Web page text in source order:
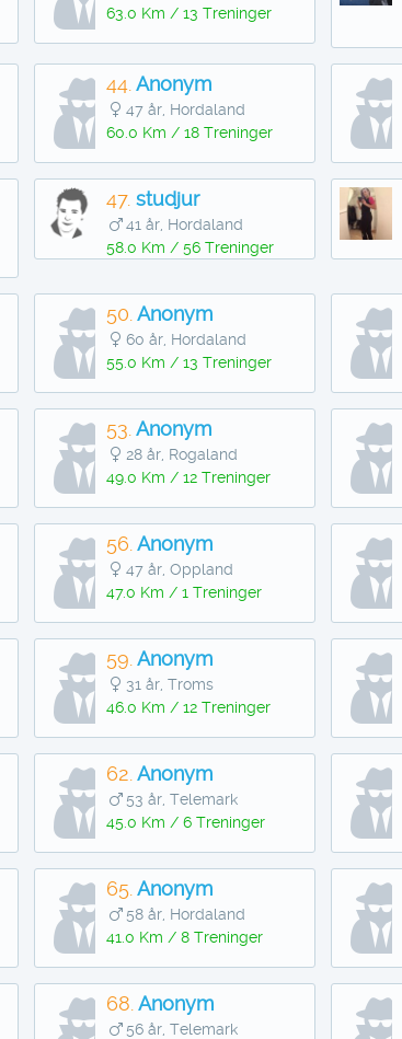
63.0 Km / 13 Treninger
44. Anonym
47 år, Hordaland
60.0 Km / 18 Treninger
47. studjur
41 år, Hordaland
58.0 Km / 56 Treninger
50. Anonym
60 år, Hordaland
55.0 Km / 13 Treninger
53. Anonym
28 år, Rogaland
49.0 Km / 12 Treninger
56. Anonym
47 år, Oppland
47.0 Km / 1 Treninger
59. Anonym
31 år, Troms
46.0 Km / 12 Treninger
62. Anonym
53 år, Telemark
45.0 Km / 6 Treninger
65. Anonym
58 år, Hordaland
41.0 Km / 8 Treninger
68. Anonym
56 år, Telemark